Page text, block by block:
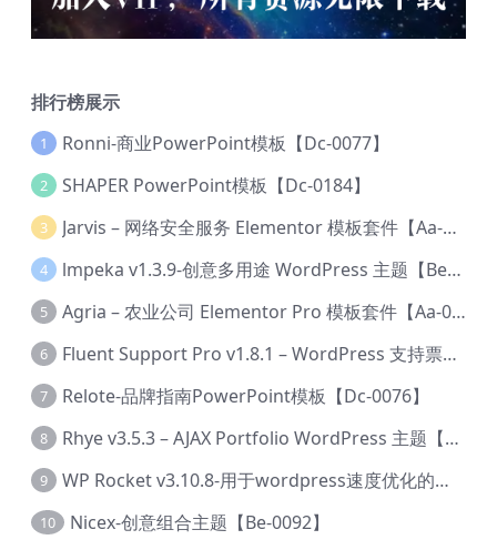
排行榜展示
1 Ronni-商业PowerPoint模板【Dc-0077】
2 SHAPER PowerPoint模板【Dc-0184】
3 Jarvis – 网络安全服务 Elementor 模板套件【Aa-0035】
4 lmpeka v1.3.9-创意多用途 WordPress 主题【Be-0064】
5 Agria – 农业公司 Elementor Pro 模板套件【Aa-0003】
6 Fluent Support Pro v1.8.1 – WordPress 支持票务系统【Cc-0041】
7 Relote-品牌指南PowerPoint模板【Dc-0076】
8 Rhye v3.5.3 – AJAX Portfolio WordPress 主题【Bi-0049】
9 WP Rocket v3.10.8-用于wordpress速度优化的缓存加速插件【Cd-0019】
10 Nicex-创意组合主题【Be-0092】